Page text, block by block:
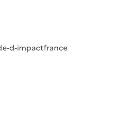
d-impactfrance